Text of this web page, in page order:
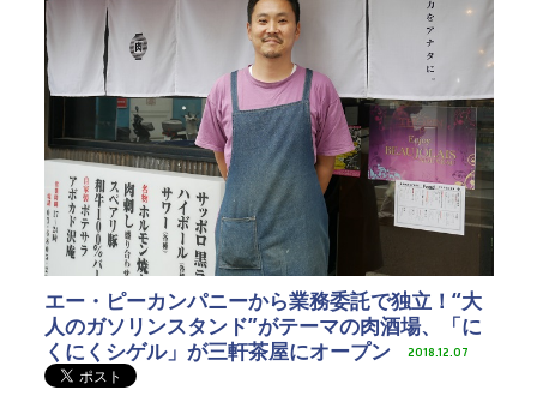
エー・ピーカンパニーから業務委託で独立！“大
人のガソリンスタンド”がテーマの肉酒場、「に
くにくシゲル」が三軒茶屋にオープン
2018.12.07